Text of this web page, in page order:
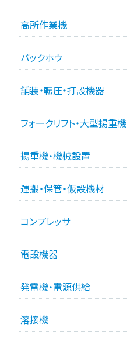
高所作業機
バックホウ
舗装・転圧・打設機器
フォークリフト・大型揚重機
揚重機・機械設置
運搬・保管・仮設機材
コンプレッサ
電設機器
発電機・電源供給
溶接機